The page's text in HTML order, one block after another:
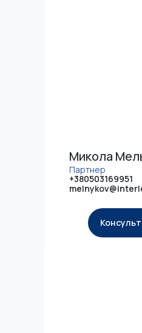
Микола
Партнер
+380503169951